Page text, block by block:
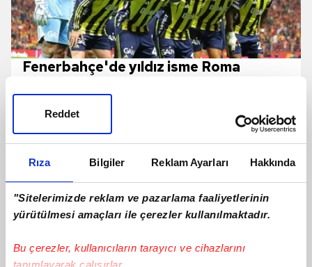
Rıza Bilgiler Reklam Ayarları Hakkında
"Sitelerimizde reklam ve pazarlama faaliyetlerinin
yürütülmesi amaçları ile çerezler kullanılmaktadır.
Bu çerezler, kullanıcıların tarayıcı ve cihazlarını
Reddet
Fenerbahçe'de yıldız isme Roma